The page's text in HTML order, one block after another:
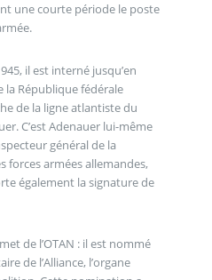
une courte période le poste
il est interné jusqu’en
la République fédérale
de la ligne atlantiste du
C’est Adenauer lui-même
général de la
forces armées allemandes,
également la signature de
de l’OTAN : il est nommé
de l’Alliance, l’organe